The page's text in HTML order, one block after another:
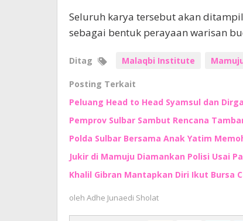
Seluruh karya tersebut akan
sebagai bentuk perayaan warisan
Ditag Malaqbi Institute
Posting Terkait
Peluang Head to Head Syamsul dan
Pemprov Sulbar Sambut Rencana
Polda Sulbar Bersama Anak Yatim
Jukir di Mamuju Diamankan Polisi Usai
Khalil Gibran Mantapkan Diri Ikut Bursa
oleh Adhe Junaedi Sholat